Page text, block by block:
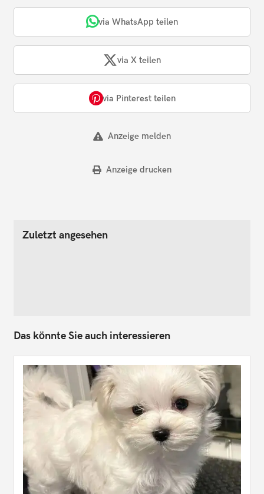
via WhatsApp teilen
via X teilen
via Pinterest teilen
Anzeige melden
Anzeige drucken
Zuletzt angesehen
Das könnte Sie auch interessieren